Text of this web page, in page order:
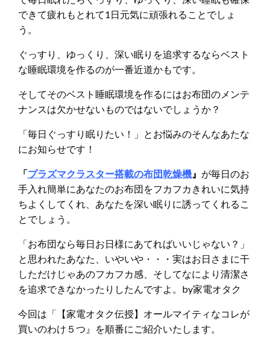
できて疲れもとれて1日元気に頑張れることでしょ
う。
ぐっすり、ゆっくり、深い眠りを追求するならベスト
な睡眠環境を作るのが一番近道かもです。
そしてそのベスト睡眠環境を作るにはお布団のメンテ
ナンスは欠かせないものではないでしょうか？
「毎日ぐっすり眠りたい！」とお悩みのそんなあたな
にお知らせです！
「プラズマクラスター搭載の布団乾燥機 』 が毎日のお
手入れ簡単にあなたのお布団をフカフカきれいに気持
ちよくしてくれ、あなたを深い眠りに誘ってくれるこ
とでしょう。
「お布団なら毎日お日様にあてればいいじゃない？」
と思われたあなた、いやいや・・・実はお日さまに干
しただけじゃあのフカフカ感、そしてなにより清潔さ
を追求できなかったりしたんですよ。by家電オタク
今回は「【家電オタク伝授】オールマイティなコレが
買いのわけ５つ』を順番にご紹介いたします。